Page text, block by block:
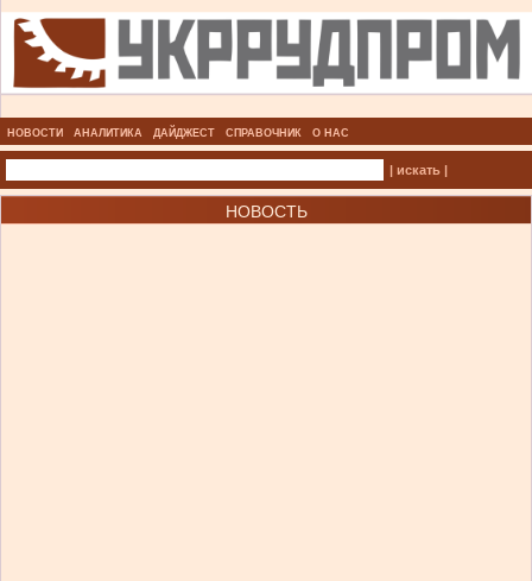
НОВОСТИ АНАЛИТИКА ДАЙДЖЕСТ СПРАВОЧНИК О НАС
| искать |
НОВОСТЬ